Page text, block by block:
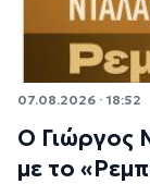
07.08.2026 · 18:52
Ο Γιώργος
με το